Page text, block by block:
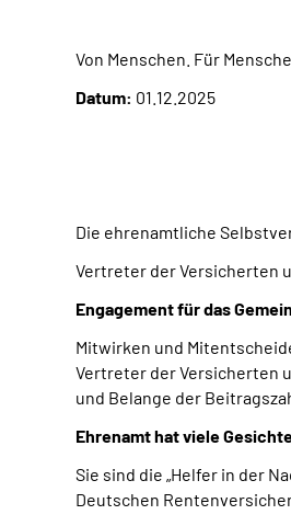
Von Menschen. Für
Datum: 01.12.2025
Die ehrenamtliche
Vertreter der Versicherten
Engagement für das
Mitwirken und
Vertreter der Versicherten
und Belange der
Ehrenamt hat viele
Sie sind die „Helfer in der
Deutschen